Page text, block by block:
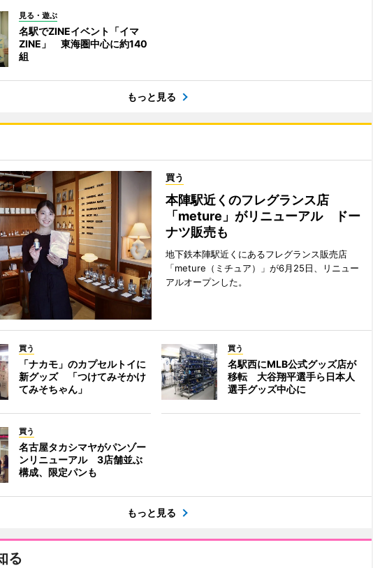
見る・遊ぶ
名駅でZINEイベント「イマ
ZINE」 東海圏中心に約140
組
もっと見る
買う
本陣駅近くのフレグランス店
「meture」がリニューアル ドー
ナツ販売も
地下鉄本陣駅近くにあるフレグランス販売店
「meture（ミチュア）」が6月25日、リニュー
アルオープンした。
買う
「ナカモ」のカプセルトイに
新グッズ 「つけてみそかけ
てみそちゃん」
買う
名駅西にMLB公式グッズ店が
移転 大谷翔平選手ら日本人
選手グッズ中心に
買う
名古屋タカシマヤがパンゾー
ンリニューアル 3店舗並ぶ
構成、限定パンも
もっと見る
る